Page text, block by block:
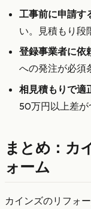
工事前に申請す
い。見積もり段
登録事業者に依
への発注が必須
相見積もりで適
50万円以上差
まとめ：カ
ォーム
カインズのリフォー